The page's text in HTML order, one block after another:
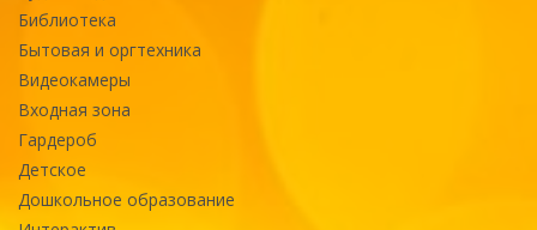
Библиотека
Бытовая и оргтехника
Видеокамеры
Входная зона
Гардероб
Детское
Дошкольное образование